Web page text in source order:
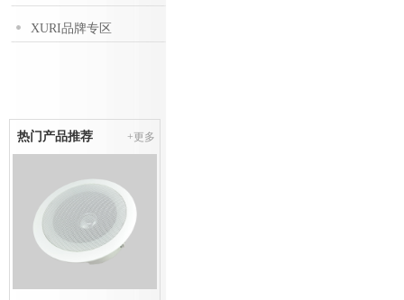
XURI品牌专区
热门产品推荐 +更多